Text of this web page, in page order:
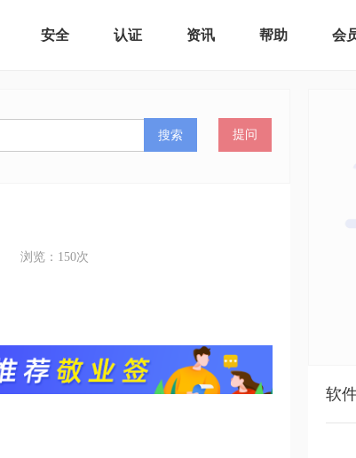
安全 认证 资讯 帮助 会
搜索 提问
浏览： 150次
软